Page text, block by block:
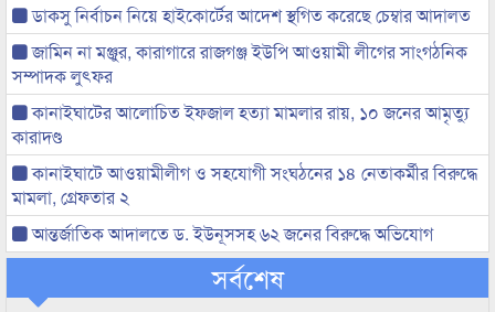
ডাকসু নির্বাচন নিয়ে হাইকোর্টের আদেশ স্থগিত করেছে চেম্বার আদালত
জামিন না মঞ্জুর, কারাগারে রাজগঞ্জ ইউপি আওয়ামী লীগের সাংগঠনিক
সম্পাদক লুৎফর
কানাইঘাটের আলোচিত ইফজাল হত্যা মামলার রায়, ১০ জনের আমৃত্যু
কারাদণ্ড
কানাইঘাটে আওয়ামীলীগ ও সহযোগী সংঘঠনের ১৪ নেতাকর্মীর বিরুদ্ধে
মামলা, গ্রেফতার ২
আন্তর্জাতিক আদালতে ড. ইউনূসসহ ৬২ জনের বিরুদ্ধে অভিযোগ
সর্বশেষ